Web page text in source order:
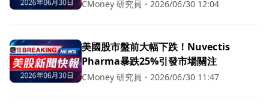
CMoney 研究員 ・ 2026/06/30 12:04
美國股市盤前大幅下跌！Nuvectis
Pharma暴跌25%引發市場關注
CMoney 研究員 ・ 2026/06/30 11:47